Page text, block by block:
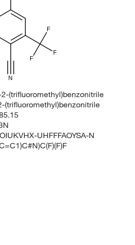
N
F
F
F
(trifluoromethyl)benzonitrile
(trifluoromethyl)benzonitrile
UHFFFAOYSA-N